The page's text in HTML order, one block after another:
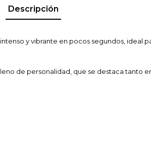
Descripción
y vibrante en pocos segundos, ideal
de personalidad, que se destaca tanto